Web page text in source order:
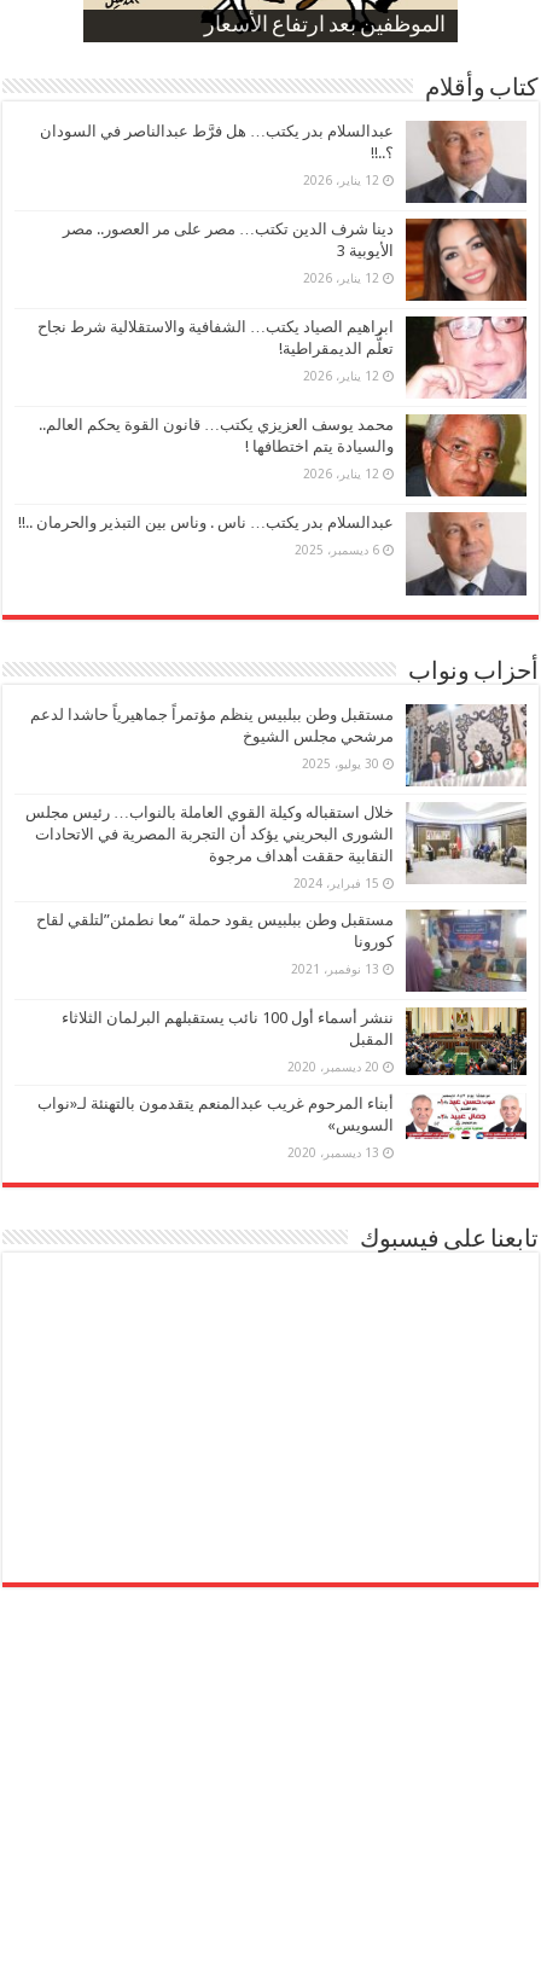
الناموس و أنواع الحشرات
الموظفين بعد ارتفاع الأسعار
ارتفاع نسبة الطلاق في مصر
صورة كاركاتيرية
صورة كاركاتيرية
كتاب وأقلام
عبدالسلام بدر يكتب… هل فرَّط عبدالناصر في السودان
؟..!!
12 يناير، 2026
دينا شرف الدين تكتب… مصر على مر العصور.. مصر
الأيوبية 3
12 يناير، 2026
ابراهيم الصياد يكتب… الشفافية والاستقلالية شرط نجاح
تعلُّم الديمقراطية!
12 يناير، 2026
محمد يوسف العزيزي يكتب… قانون القوة يحكم العالم..
والسيادة يتم اختطافها !
12 يناير، 2026
عبدالسلام بدر يكتب… ناس . وناس بين التبذير والحرمان ..!!
6 ديسمبر، 2025
أحزاب ونواب
مستقبل وطن ببلبيس ينظم مؤتمراً جماهيرياً حاشدا لدعم
مرشحي مجلس الشيوخ
30 يوليو، 2025
خلال استقباله وكيلة القوي العاملة بالنواب… رئيس مجلس
الشورى البحريني يؤكد أن التجربة المصرية في الاتحادات
النقابية حققت أهداف مرجوة
15 فبراير، 2024
مستقبل وطن ببلبيس يقود حملة “معا نطمئن”لتلقي لقاح
كورونا
13 نوفمبر، 2021
ننشر أسماء أول 100 نائب يستقبلهم البرلمان الثلاثاء
المقبل
20 ديسمبر، 2020
أبناء المرحوم غريب عبدالمنعم يتقدمون بالتهنئة لـ«نواب
السويس»
13 ديسمبر، 2020
تابعنا على فيسبوك